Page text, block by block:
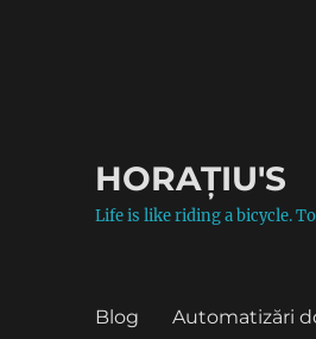
HORAȚIU'S
Life is like riding a bicycle.
Blog Automatizări